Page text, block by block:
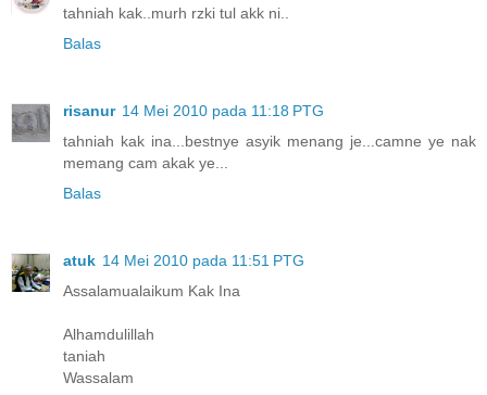
tahniah kak..murh rzki tul akk ni..
Balas
risanur 14 Mei 2010 pada 11:18 PTG
tahniah kak ina...bestnye asyik menang je...camne ye nak
memang cam akak ye...
Balas
atuk 14 Mei 2010 pada 11:51 PTG
Assalamualaikum Kak Ina
Alhamdulillah
taniah
Wassalam